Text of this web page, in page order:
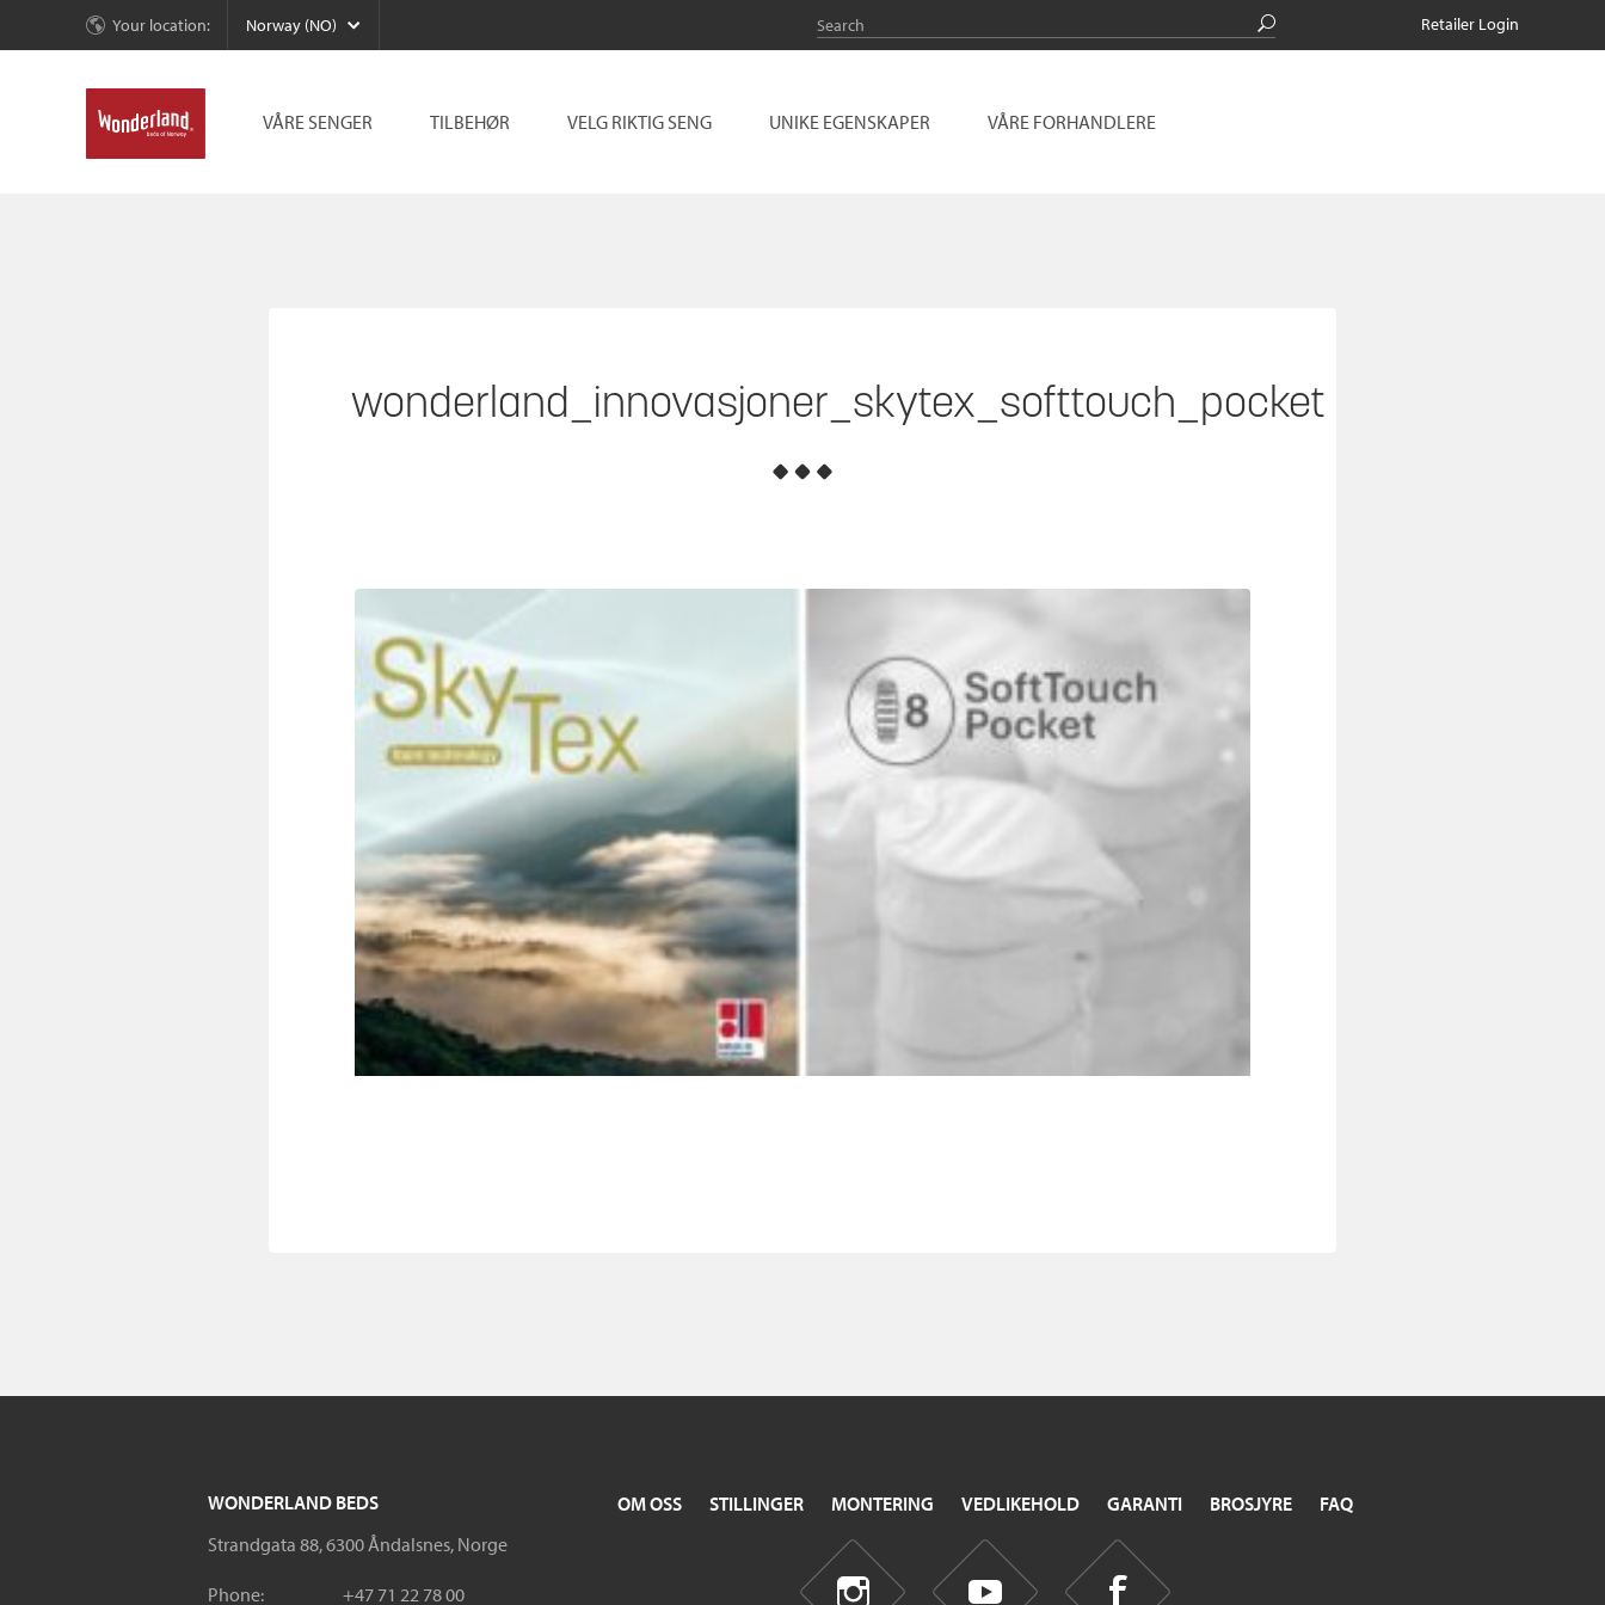
Your location: Norway (NO) Retailer Login
VÅRE SENGER TILBEHØR VELG RIKTIG SENG UNIKE EGENSKAPER VÅRE FORHANDLERE
wonderland_innovasjoner_skytex_softtouch_pocket
OM OSS STILLINGER MONTERING VEDLIKEHOLD GARANTI BROSJYRE FAQ
WONDERLAND BEDS
Strandgata 88, 6300 Åndalsnes, Norge
Phone: +47 71 22 78 00